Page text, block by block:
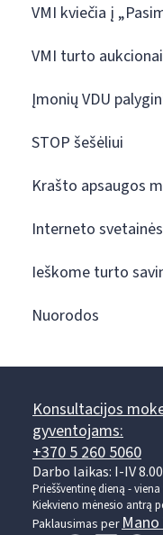
VMI kviečia į
VMI turto aukcionai
Įmonių VDU
STOP šešėliui
Krašto apsaugos
Interneto
Ieškome turto
Nuorodos
Konsultacijos
gyventojams:
+370 5 260 5060
Darbo laikas: I-IV
Prieššventinę dieną -
Kiekvieno mėnesio antrą
Paklausimas per Mano